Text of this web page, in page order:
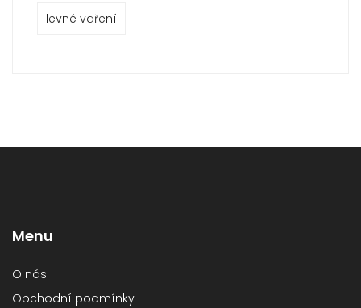
levné vaření
Menu
O nás
Obchodní podmínky